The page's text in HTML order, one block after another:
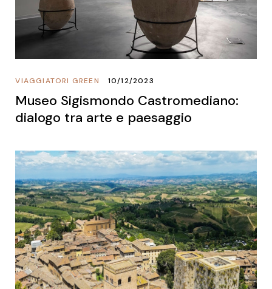
VIAGGIATORI GREEN 10/12/2023
Museo Sigismondo Castromediano:
dialogo tra arte e paesaggio